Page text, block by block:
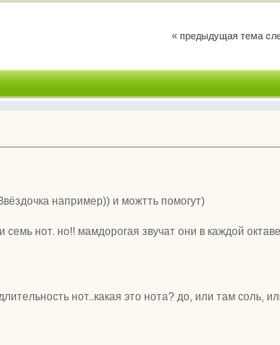
« предыдущая тема
например)) и можтть помогут)
нот. но!! мамдорогая звучат они в каждой
нот..какая это нота? до, или там соль,